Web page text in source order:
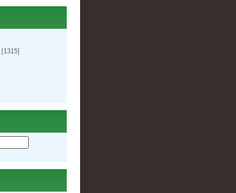
[1315]